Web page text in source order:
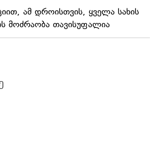
ამ დროისთვის, ყველა სახის
მოძრაობა თავისუფალია